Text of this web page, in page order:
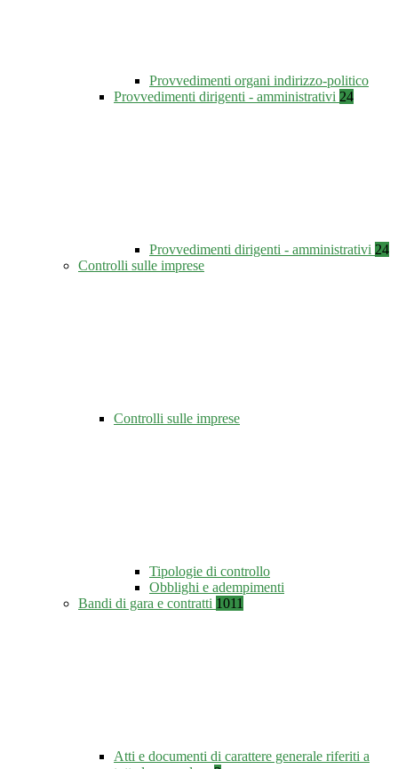
Provvedimenti organi indirizzo-politico
Provvedimenti dirigenti - amministrativi 24
Provvedimenti dirigenti - amministrativi 24
Controlli sulle imprese
Controlli sulle imprese
Tipologie di controllo
Obblighi e adempimenti
Bandi di gara e contratti 1011
Atti e documenti di carattere generale riferiti a